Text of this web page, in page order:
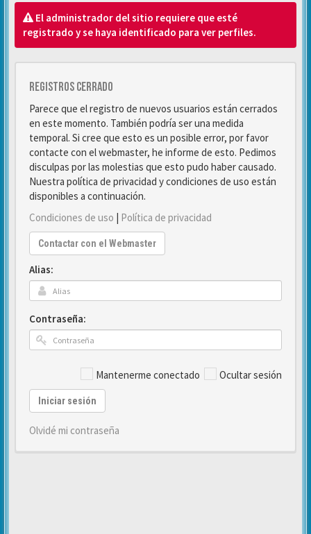
El administrador del sitio requiere que esté
registrado y se haya identificado para ver perfiles.
Registros cerrado
Parece que el registro de nuevos usuarios están cerrados
en este momento. También podría ser una medida
temporal. Si cree que esto es un posible error, por favor
contacte con el webmaster, he informe de esto. Pedimos
disculpas por las molestias que esto pudo haber causado.
Nuestra política de privacidad y condiciones de uso están
disponibles a continuación.
Condiciones de uso | Política de privacidad
Contactar con el Webmaster
Alias:
Contraseña:
Mantenerme conectado Ocultar sesión
Iniciar sesión
Olvidé mi contraseña